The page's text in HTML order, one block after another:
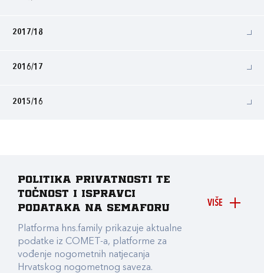
2017/18
2016/17
2015/16
VIŠE
Politika privatnosti te
točnost i ispravci
podataka na Semaforu
Platforma hns.family prikazuje aktualne
podatke iz COMET-a, platforme za
vođenje nogometnih natjecanja
Hrvatskog nogometnog saveza.